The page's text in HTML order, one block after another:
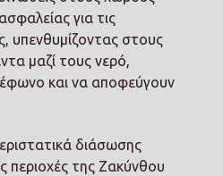
για τις
υπενθυμίζοντας στους
μαζί τους νερό,
και να αποφεύγουν
διάσωσης
περιοχές της Ζακύνθου